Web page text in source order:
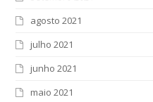
agosto 2021
julho 2021
junho 2021
maio 2021